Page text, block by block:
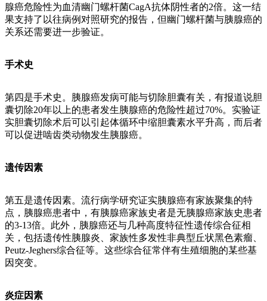
腺癌危险性为血清幽门螺杆菌CagA抗体阴性者的2倍。这一结
果支持了以往病例对照研究的报告，但幽门螺杆菌与胰腺癌的
关系还需要进一步验证。
手术史
第四是手术史。胰腺癌发病可能与切除胆囊有关，有报道说胆
囊切除20年以上的患者发生胰腺癌的危险性超过70%。实验证
实胆囊切除术后可以引起体循环中缩胆囊素水平升高，而后者
可以促进啮齿类动物发生胰腺癌。
遗传因素
第五是遗传因素。流行病学研究证实胰腺癌有家族聚集的特
点，胰腺癌患者中，有胰腺癌家族史者是无胰腺癌家族史患者
的3-13倍。此外，胰腺癌还与几种高度特征性遗传综合征相
关，包括遗传性胰腺炎、家族性多发性非典型丘状黑色素瘤、
Peutz-Jeghers综合征等。这些综合征常伴有生殖细胞的某些基
因突变。
炎症因素